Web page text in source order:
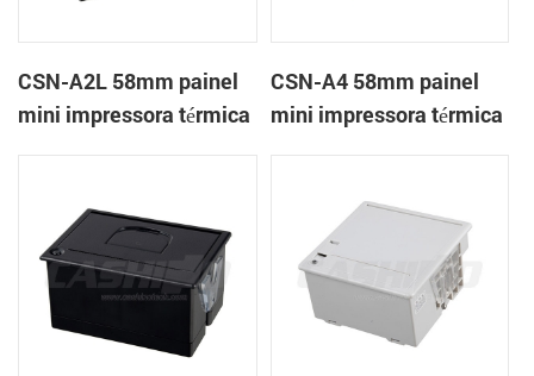
CSN-A2L 58mm painel
mini impressora térmica
CSN-A4 58mm painel
mini impressora térmica